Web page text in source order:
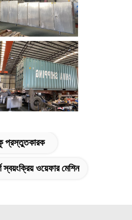
প্রস্তুতকারক
স্বয়ংক্রিয় ওয়েফার মেশিন